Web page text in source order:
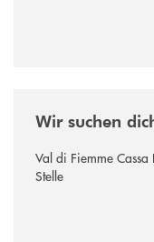
Wir suchen
Val di Fiemme
Stelle